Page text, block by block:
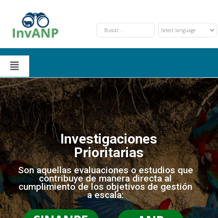
content
Toggle
Navigation
Secciones
Solicitud y Trámite
Oportunidades de Financiamiento
Investigaciones Prioritarias
Nosotros
Eventos
Contáctanos
Investigaciones
Prioritarias
Son aquellas evaluaciones o estudios que
contribuye de manera directa al
cumplimiento de los objetivos de gestión
a escala: